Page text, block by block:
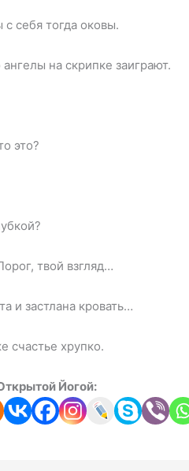
себя тогда оковы.
на скрипке заиграют.
это?
твой взгляд…
и застлана кровать…
счастье хрупко.
Йогой: